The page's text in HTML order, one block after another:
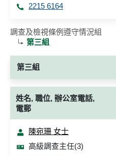
2215 6164
調查及檢視條例遵守情況組
第三組
第三組
姓名, 職位, 辦公室電話,
電郵
陳宛珊 女士
高級調查主任(3)